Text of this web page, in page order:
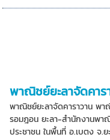
พาณิชย์ยะลาจัดคาร
พาณิชย์ยะลาจัดคาราวาน พา
รอมฎอน ยะลา-สำนักงานพา
ประชาชน ในพื้นที่ อ.เบตง จ.